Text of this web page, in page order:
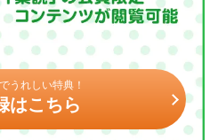
うれしい特典！
はこちら